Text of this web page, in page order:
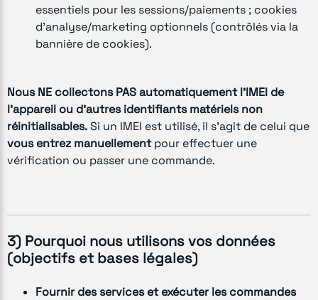
essentiels pour les sessions/paiements ; cookies
d’analyse/marketing optionnels (contrôlés via la
bannière de cookies).
Nous NE collectons PAS automatiquement l’IMEI de
l’appareil ou d’autres identifiants matériels non
réinitialisables.Si un IMEI est utilisé, il s’agit de celui que
vous entrez manuellementpour effectuer une
vérification ou passer une commande.
3) Pourquoi nous utilisons vos données
(objectifs et bases légales)
Fournir des services et exécuter les commandes